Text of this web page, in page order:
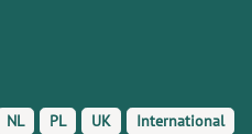
NL PL UK International